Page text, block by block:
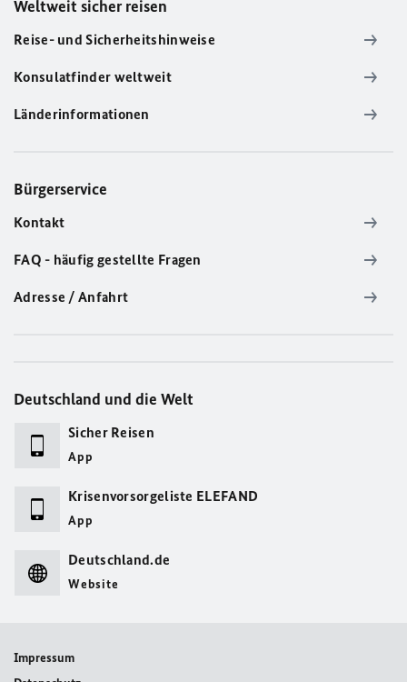
Weltweit sicher reisen
Reise- und Sicherheitshinweise
Konsulatfinder weltweit
Länderinformationen
Bürgerservice
Kontakt
FAQ - häufig gestellte Fragen
Adresse / Anfahrt
Deutschland und die Welt
Sicher Reisen
App
Krisenvorsorgeliste ELEFAND
App
Deutschland.de
Website
Impressum